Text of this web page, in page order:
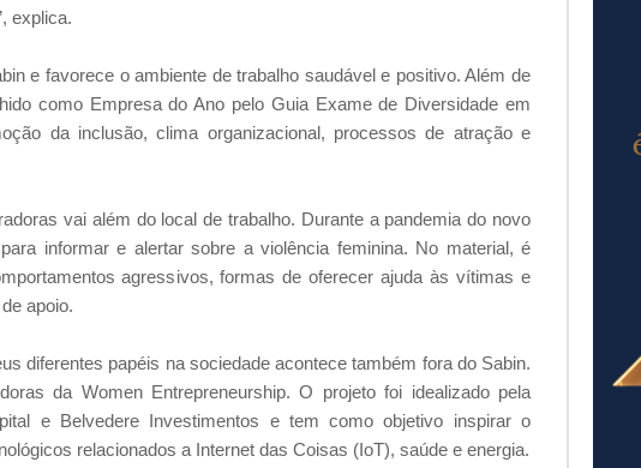
explica.
e favorece o ambiente de trabalho saudável e positivo. Além de
como Empresa do Ano pelo Guia Exame de Diversidade em
da inclusão, clima organizacional, processos de atração e
vai além do local de trabalho. Durante a pandemia do novo
informar e alertar sobre a violência feminina. No material, é
agressivos, formas de oferecer ajuda às vítimas e
apoio.
diferentes papéis na sociedade acontece também fora do Sabin.
da Women Entrepreneurship. O projeto foi idealizado pela
e Belvedere Investimentos e tem como objetivo inspirar o
relacionados a Internet das Coisas (IoT), saúde e energia.